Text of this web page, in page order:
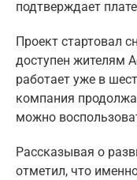
подтверждает
Проект стартовал
доступен жителям
работает уже в
компания
можно
Рассказывая о
отметил, что